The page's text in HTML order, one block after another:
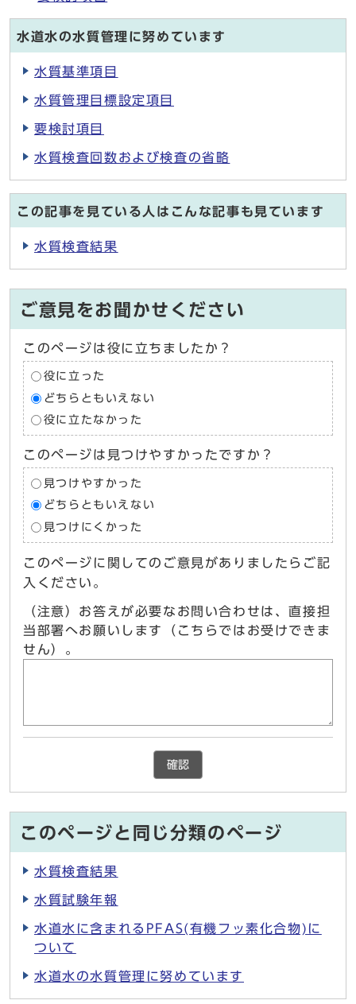
水道水の水質管理に努めています
水質基準項目
水質管理目標設定項目
要検討項目
水質検査回数および検査の省略
この記事を見ている人はこんな記事も見ています
水質検査結果
ご意見をお聞かせください
このページは役に立ちましたか？
役に立った
どちらともいえない
役に立たなかった
このページは見つけやすかったですか？
見つけやすかった
どちらともいえない
見つけにくかった
このページに関してのご意見がありましたらご記
入ください。
（注意）お答えが必要なお問い合わせは、直接担
当部署へお願いします（こちらではお受けできま
せん）。
確認
このページと同じ分類のページ
水質検査結果
水質試験年報
水道水に含まれるPFAS(有機フッ素化合物)に
ついて
水道水の水質管理に努めています